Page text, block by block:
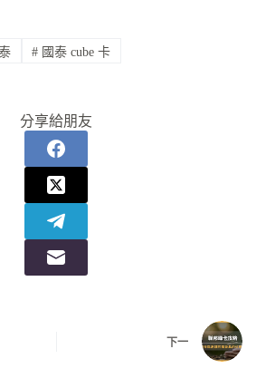
# 國泰 cube 卡
分享給朋友
下一